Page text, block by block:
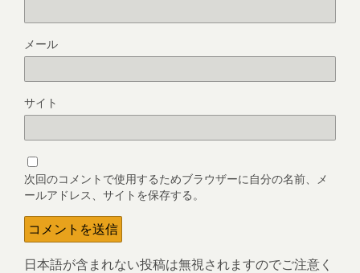
メール
サイト
次回のコメントで使用するためブラウザーに自分の名前、メ
ールアドレス、サイトを保存する。
日本語が含まれない投稿は無視されますのでご注意く